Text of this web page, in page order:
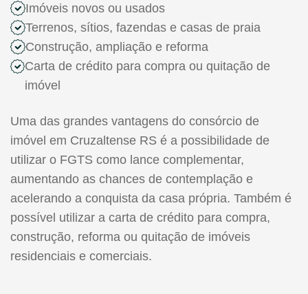
Imóveis novos ou usados
Terrenos, sítios, fazendas e casas de praia
Construção, ampliação e reforma
Carta de crédito para compra ou quitação de
imóvel
Uma das grandes vantagens do consórcio de
imóvel em Cruzaltense RS é a possibilidade de
utilizar o FGTS como lance complementar,
aumentando as chances de contemplação e
acelerando a conquista da casa própria. Também é
possível utilizar a carta de crédito para compra,
construção, reforma ou quitação de imóveis
residenciais e comerciais.